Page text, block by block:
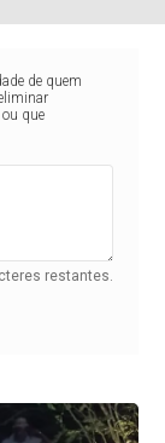
de quem
que
restantes.